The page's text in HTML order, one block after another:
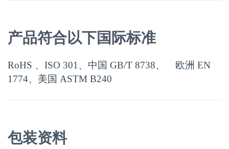
产品符合以下国际标准
RoHS 、ISO 301、中国 GB/T 8738、 欧洲 EN
1774、美国 ASTM B240
包装资料